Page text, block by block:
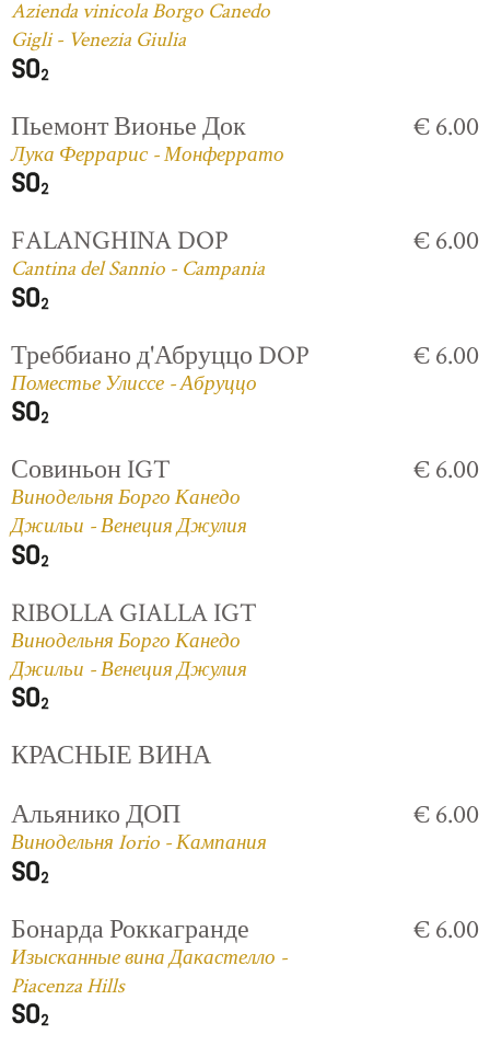
Azienda vinicola Borgo Canedo
Gigli - Venezia Giulia
Пьемонт Вионье Док
Лука Феррарис - Монферрато
€ 6.00
FALANGHINA DOP
Cantina del Sannio - Campania
€ 6.00
Треббиано д'Абруццо DOP
Поместье Улиссе - Абруццо
€ 6.00
Совиньон IGT
Винодельня Борго Канедо
Джильи - Венеция Джулия
€ 6.00
RIBOLLA GIALLA IGT
Винодельня Борго Канедо
Джильи - Венеция Джулия
КРАСНЫЕ ВИНА
Альянико ДОП
Винодельня Iorio - Кампания
€ 6.00
Бонарда Роккагранде
Изысканные вина Дакастелло -
Piacenza Hills
€ 6.00